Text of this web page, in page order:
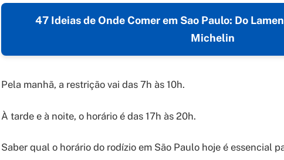
47 Ideias de Onde Comer em Sao Paulo: Do
Michelin
Pela manhã, a restrição vai das 7h às 10h.
À tarde e à noite, o horário é das 17h às 20h.
Saber qual o horário do rodízio em São Paulo hoje é essencial